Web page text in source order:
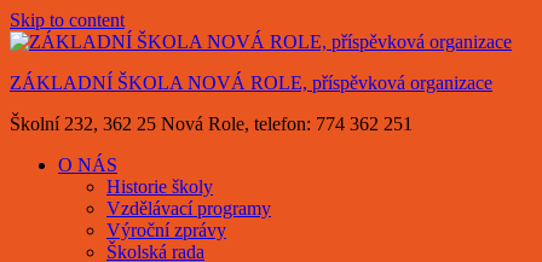
Skip to content
ZÁKLADNÍ ŠKOLA NOVÁ ROLE, příspěvková organizace
Školní 232, 362 25 Nová Role, telefon: 774 362 251
O NÁS
Historie školy
Vzdělávací programy
Výroční zprávy
Školská rada